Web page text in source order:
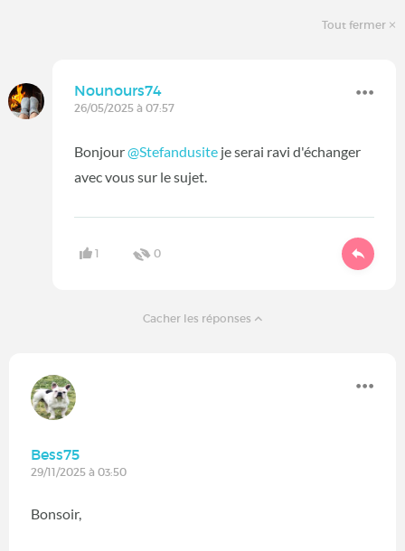
Tout fermer
Nounours74
26/05/2025 à 07:57
Bonjour@Stefandusite je serai ravi d'échanger
avec vous sur le sujet.
1 0
Cacher les réponses
Bess75
29/11/2025 à 03:50
Bonsoir,